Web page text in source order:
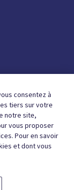
consentez à
tiers sur votre
notre site,
vous proposer
Pour en savoir
et dont vous